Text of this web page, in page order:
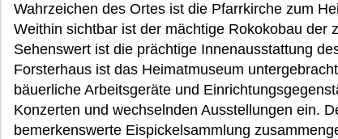
Wahrzeichen des Ortes ist die Pfarrkirche zum
Weithin sichtbar ist der mächtige Rokokobau der
Sehenswert ist die prächtige Innenausstattung
Forsterhaus ist das Heimatmuseum
bäuerliche Arbeitsgeräte und
Konzerten und wechselnden Ausstellungen ein.
bemerkenswerte Eispickelsammlung